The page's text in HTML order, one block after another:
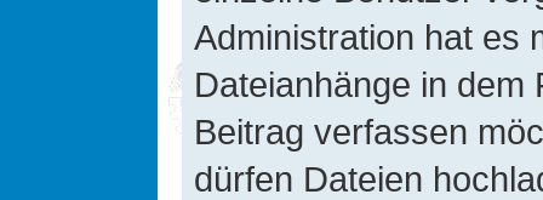
Administration hat es
Dateianhänge in dem
Beitrag verfassen
dürfen Dateien